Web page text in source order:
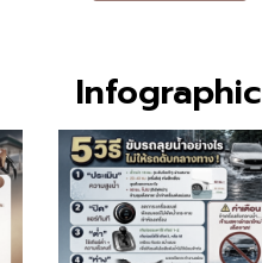
Infographic